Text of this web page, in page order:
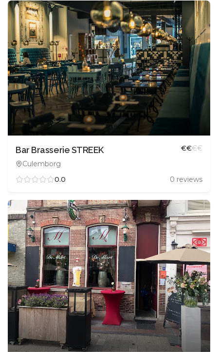
Bar Brasserie STREEK
Culemborg
€€€€
0.0 0 reviews